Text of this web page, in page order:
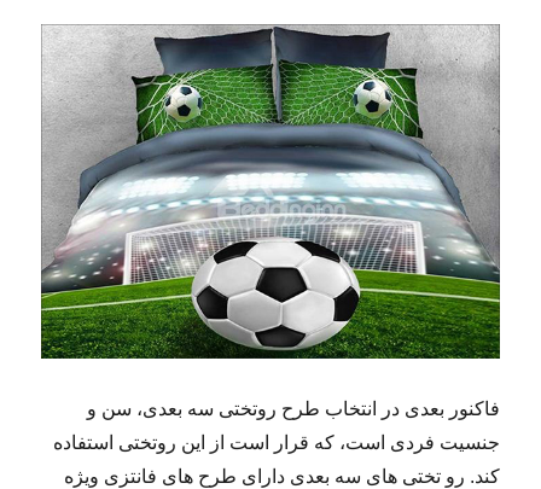
فاکنور بعدی در انتخاب طرح روتختی سه بعدی، سن و
جنسیت فردی است، که قرار است از این روتختی استفاده
کند. رو تختی های سه بعدی دارای طرح های فانتزی ویژه